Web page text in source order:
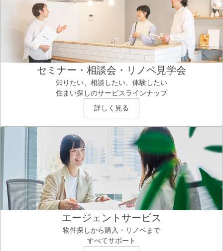
セミナー・相談会・リノベ見学会
知りたい、相談したい、体験したい
住まい探しのサービスラインナップ
詳しく見る
エージェントサービス
物件探しから購入・リノベまで
すべてサポート